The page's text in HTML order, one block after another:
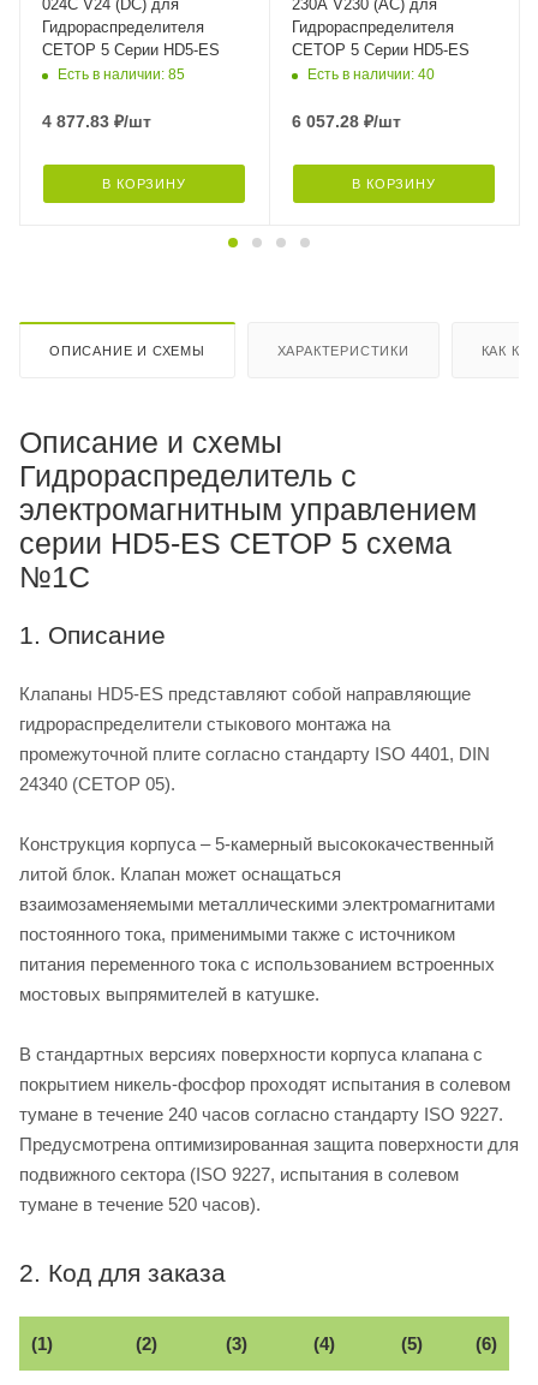
024C V24 (DC) для
Гидрораспределителя
CETOP 5 Серии HD5-ES
Есть в наличии: 85
4 877.83 ₽/шт
В КОРЗИНУ
230A V230 (AC) для
Гидрораспределителя
CETOP 5 Серии HD5-ES
Есть в наличии: 40
6 057.28 ₽/шт
В КОРЗИНУ
ОПИСАНИЕ И СХЕМЫ ХАРАКТЕРИСТИКИ КАК
Описание и схемы
Гидрораспределитель с
электромагнитным управлением
серии HD5-ES CETOP 5 схема
№1С
1. Описание
Клапаны HD5-ES представляют собой направляющие
гидрораспределители стыкового монтажа на
промежуточной плите согласно стандарту ISO 4401, DIN
24340 (CETOP 05).
Конструкция корпуса – 5-камерный высококачественный
литой блок. Клапан может оснащаться
взаимозаменяемыми металлическими электромагнитами
постоянного тока, применимыми также с источником
питания переменного тока с использованием встроенных
мостовых выпрямителей в катушке.
В стандартных версиях поверхности корпуса клапана с
покрытием никель-фосфор проходят испытания в солевом
тумане в течение 240 часов согласно стандарту ISO 9227.
Предусмотрена оптимизированная защита поверхности для
подвижного сектора (ISO 9227, испытания в солевом
тумане в течение 520 часов).
2. Код для заказа
(1) (2) (3) (4) (5) (6)